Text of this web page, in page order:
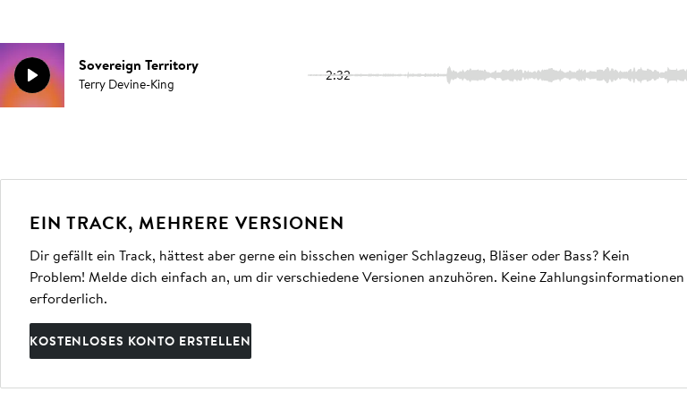
Sovereign Territory
Terry Devine-King 2:32
EIN TRACK, MEHRERE VERSIONEN
Dir gefällt ein Track, hättest aber gerne ein bisschen weniger Schlagzeug, Bläser oder Bass? Kein
Problem! Melde dich einfach an, um dir verschiedene Versionen anzuhören. Keine Zahlungsinformationen
erforderlich.
KOSTENLOSES KONTO ERSTELLEN